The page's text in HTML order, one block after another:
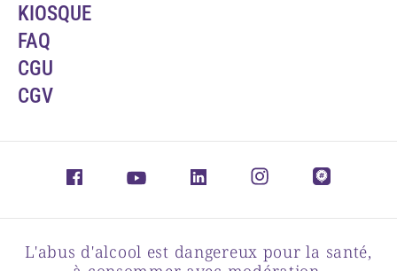
KIOSQUE
FAQ
CGU
CGV
L'abus d'alcool est dangereux pour la santé,